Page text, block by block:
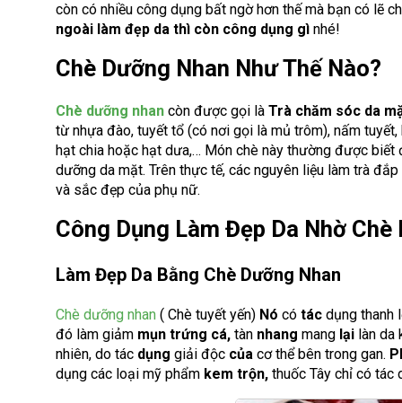
còn có nhiều công dụng bất ngờ hơn thế mà bạn có lẽ
ngoài làm đẹp da thì còn công dụng gì nhé!
Chè Dưỡng Nhan Như Thế Nào?
Chè dưỡng nhan còn được gọi là Trà chăm sóc da
từ nhựa đào, tuyết tổ (có nơi gọi là mủ trôm), nấm
hạt chia hoặc hạt dưa,… Món chè này thường được
dưỡng da mặt. Trên thực tế, các nguyên liệu làm trà
và sắc đẹp của phụ nữ.
Công Dụng Làm Đẹp Da Nhờ
Làm Đẹp Da Bằng Chè Dưỡng Nhan
Chè dưỡng nhan ( Chè tuyết yến) Nó có tác dụng thanh
đó làm giảm mụn trứng cá, tàn nhang mang lại làn
nhiên, do tác dụng giải độc của cơ thể bên trong gan.
dụng các loại mỹ phẩm kem trộn, thuốc Tây chỉ có tác